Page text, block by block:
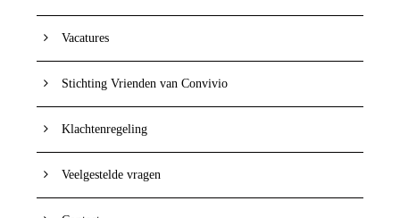
Vacatures
Stichting Vrienden van Convivio
Klachtenregeling
Veelgestelde vragen